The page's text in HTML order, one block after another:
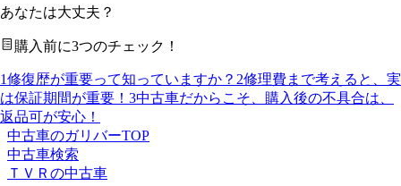
あなたは大丈夫？
購入前に3つのチェック！
1修復歴が重要って知っていますか？ 2修理費まで考えると、実
は保証期間が重要！ 3中古車だからこそ、購入後の不具合は、
返品可が安心！
中古車のガリバーTOP
中古車検索
ＴＶＲの中古車